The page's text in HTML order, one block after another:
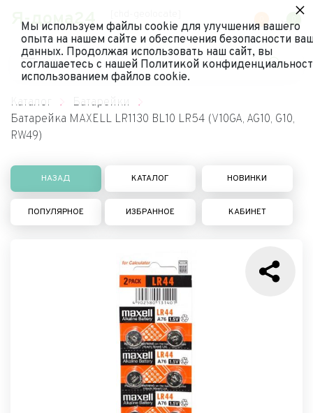
Я-дома24
Каталог
Батарейки
Батарейка MAXELL LR1130 BL10 LR54 (V10GA, AG10, G10,
RW49)
НАЗАД КАТАЛОГ НОВИНКИ
ПОПУЛЯРНОЕ ИЗБРАННОЕ КАБИНЕТ
Мы используем файлы cookie для улучшения вашего
опыта на нашем сайте и обеспечения безопасности
данных. Продолжая использовать наш сайт, вы
соглашаетесь с нашей Политикой
использованием файлов cookie.
×